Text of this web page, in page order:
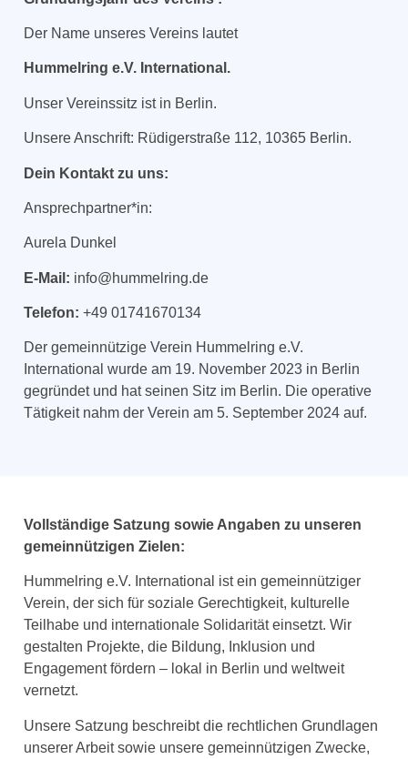
Der Name unseres Vereins lautet
Hummelring e.V. International .
Unser Vereinssitz ist in Berlin.
Unsere Anschrift: Rüdigerstraße 112, 10365 Berlin.
Dein Kontakt zu uns:
Ansprechpartner*in:
Aurela Dunkel
E-Mail: info@hummelring.de
Telefon: +49 01741670134
Der gemeinnützige Verein Hummelring e.V.
International wurde am 19. November 2023 in Berlin
gegründet und hat seinen Sitz im Berlin. Die operative
Tätigkeit nahm der Verein am 5. September 2024 auf.
Vollständige Satzung sowie Angaben zu unseren
gemeinnützigen Zielen:
Hummelring e.V. International ist ein gemeinnütziger
Verein, der sich für soziale Gerechtigkeit, kulturelle
Teilhabe und internationale Solidarität einsetzt. Wir
gestalten Projekte, die Bildung, Inklusion und
Engagement fördern – lokal in Berlin und weltweit
vernetzt.
Unsere Satzung beschreibt die rechtlichen Grundlagen
unserer Arbeit sowie unsere gemeinnützigen Zwecke,